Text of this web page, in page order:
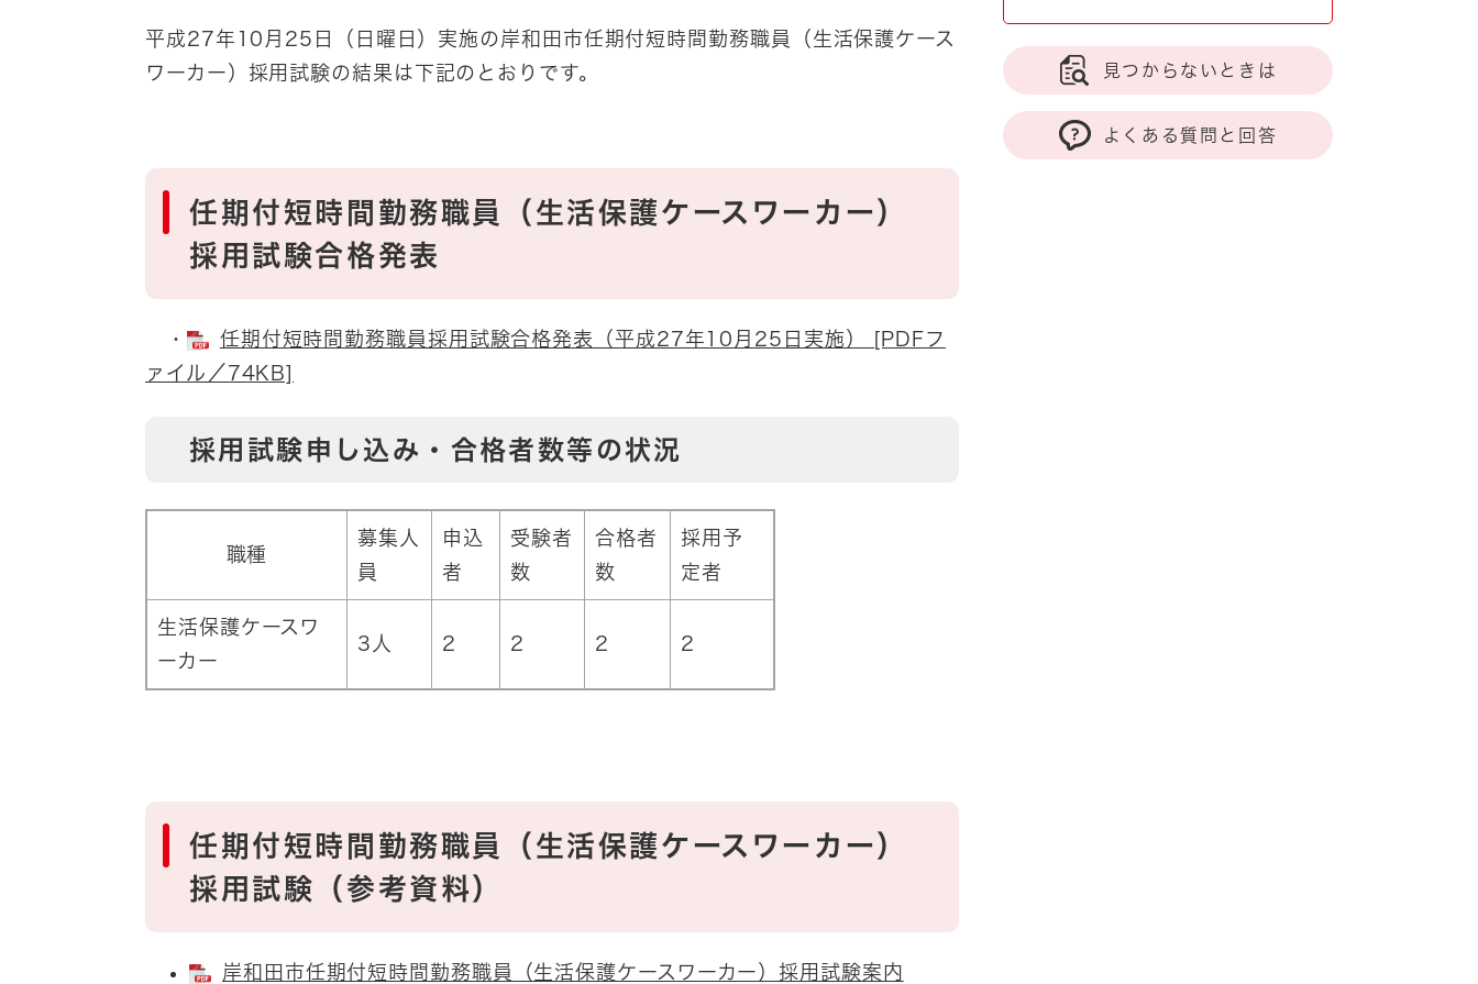
とじる
平成27年10月25日（日曜日）実施の岸和田市任期付短時間勤務職員（生活保護ケース
ワーカー）採用試験の結果は下記のとおりです。
任期付短時間勤務職員（生活保護ケースワーカー）
採用試験合格発表
・
任期付短時間勤務職員採用試験合格発表（平成27年10月25日実施） [PDFフ
ァイル／74KB]
採用試験申し込み・合格者数等の状況
職種
募集人
員
申込
者
受験者
数
合格者
数
採用予
定者
生活保護ケースワ
ーカー
3人 2 2 2 2
任期付短時間勤務職員（生活保護ケースワーカー）
採用試験（参考資料）
岸和田市任期付短時間勤務職員（生活保護ケースワーカー）採用試験案内
見つからないときは
よくある質問と回答